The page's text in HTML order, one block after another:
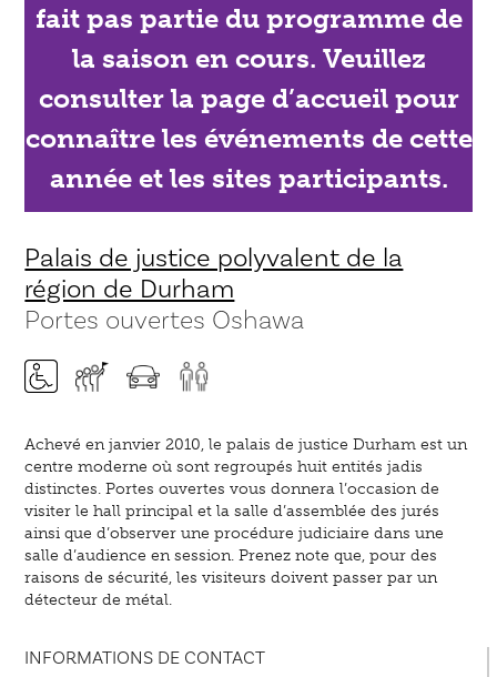
fait pas partie du programme de
la saison en cours. Veuillez
consulter la page d’accueil pour
connaître les événements de cette
année et les sites participants.
Palais de justice polyvalent de la
région de Durham
Portes ouvertes Oshawa
Achevé en janvier 2010, le palais de justice Durham est un
centre moderne où sont regroupés huit entités jadis
distinctes. Portes ouvertes vous donnera l’occasion de
visiter le hall principal et la salle d’assemblée des jurés
ainsi que d’observer une procédure judiciaire dans une
salle d’audience en session. Prenez note que, pour des
raisons de sécurité, les visiteurs doivent passer par un
détecteur de métal.
INFORMATIONS DE CONTACT